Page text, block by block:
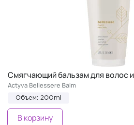
Смягчающий бальзам для волос
Actyva Bellessere Balm
Объем: 200ml
В корзину